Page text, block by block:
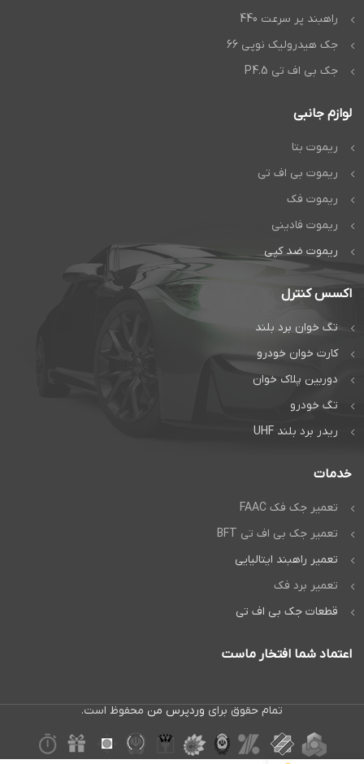
راهبند پر سرعت 440
جک هیدرولیک نوپی 66
جک بی اف تی P4.5
لوازم جانبی
ریموت بتا
ریموت بی اف تی
ریموت فک
ریموت فادینی
ریموت ضد کپی
اکسس کنترل
تگ خوان برد بلند
کارت خوان خودرو
دوربین پلاک خوان
تگ خودرو
ریدر برد بلند UHF
خدمات
تعمیر جک فک FAAC
تعمیر جک بی اف تی BFT
تعمیر راهبند ایتالیایی
تعمیر برد فک
قطعات جک بی اف تی
اعتماد شما افتخار ماست
تمام حقوق برای وردپرس من محفوظ است.